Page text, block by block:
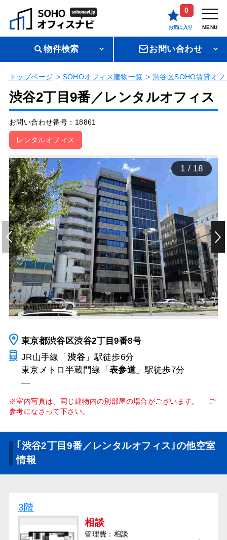
0
お気に入り MENU
物件検索 お問い合わせ
トップページ SOHOオフィス建物一覧 渋谷区SOHO賃貸オフ
渋谷2丁目9番／レンタルオフィス
お問い合わせ番号：18861
レンタルオフィス
1 / 18
東京都渋谷区渋谷2丁目9番8号
JR山手線「渋谷 」駅徒歩6分
東京メトロ半蔵門線「 表参道 」駅徒歩7分
―
※室内写真は、同じ建物内の別部屋の場合がございます。 ご
参考になさって下さい。
｢渋谷2丁目9番／レンタルオフィス｣の他空室
情報
3階
相談
管理費：相談